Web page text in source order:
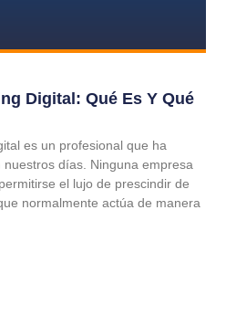
Digital: Qué Es Y Qué
es un profesional que ha
días. Ninguna empresa
el lujo de prescindir de
normalmente actúa de manera